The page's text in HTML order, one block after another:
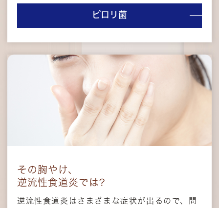
ピロリ菌
その胸やけ、
逆流性食道炎では?
逆流性食道炎はさまざまな症状が出るので、問